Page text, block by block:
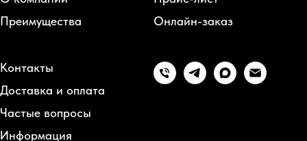
Преимущества
Онлайн-заказ
Контакты
Доставка и оплата
Частые вопросы
Информация